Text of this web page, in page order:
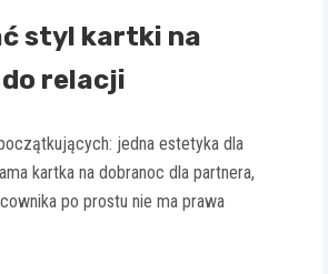
styl kartki na
relacji
jedna estetyka dla
kartka na dobranoc dla partnera,
po prostu nie ma prawa